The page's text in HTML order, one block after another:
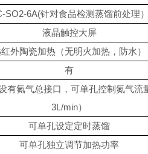
SO2-6A(针对食品检测蒸馏前处理
液晶触控大屏
外陶瓷加热（无明火加热，防水）
有
有氮气总接口，可单孔控制氮气流
3L/min）
可单孔设定定时蒸馏
可单孔独立调节加热功率